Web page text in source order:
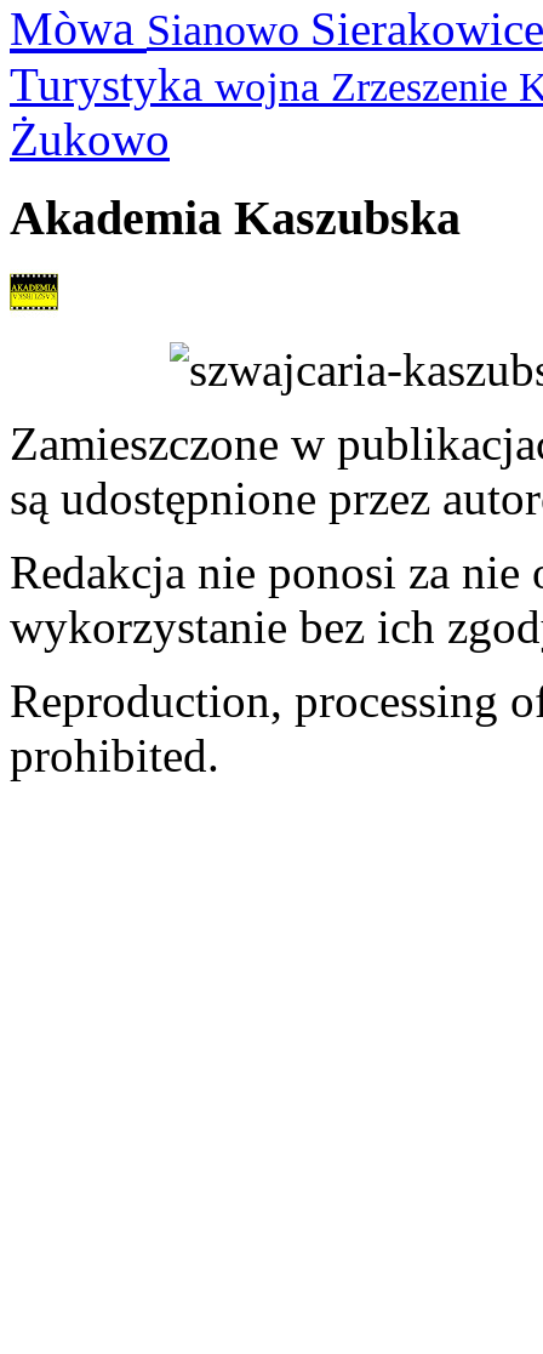
Mòwa Sianowo
Turystyka wojna Zrzeszenie
Żukowo
Akademia Kaszubska
Zamieszczone w
są udostępnione przez
Redakcja nie ponosi za
wykorzystanie bez ich
Reproduction, processing
prohibited.